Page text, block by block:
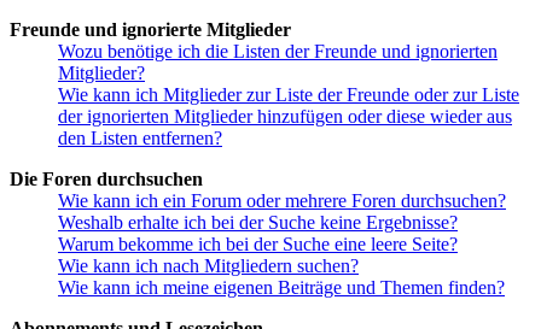
Freunde und ignorierte Mitglieder
Wozu benötige ich die Listen der Freunde und ignorierten
Mitglieder?
Wie kann ich Mitglieder zur Liste der Freunde oder zur Liste
der ignorierten Mitglieder hinzufügen oder diese wieder aus
den Listen entfernen?
Die Foren durchsuchen
Wie kann ich ein Forum oder mehrere Foren durchsuchen?
Weshalb erhalte ich bei der Suche keine Ergebnisse?
Warum bekomme ich bei der Suche eine leere Seite?
Wie kann ich nach Mitgliedern suchen?
Wie kann ich meine eigenen Beiträge und Themen finden?